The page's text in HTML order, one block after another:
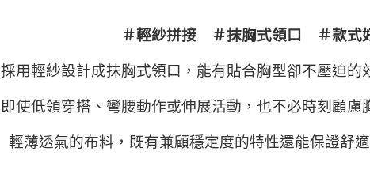
＃輕紗拼接 ＃抹胸式領口 ＃款式
採用輕紗設計成抹胸式領口，能有貼合胸型卻不壓迫
即使低領穿搭、彎腰動作或伸展活動，也不必時刻顧
輕薄透氣的布料，既有兼顧穩定度的特性還能保證舒